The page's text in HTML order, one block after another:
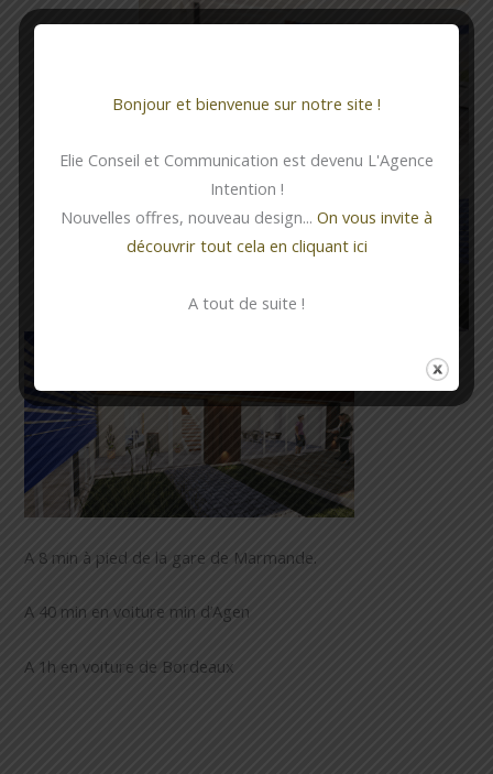
A 8 min à pied de la gare de Marmande.
A 40 min en voiture min d’Agen
A 1h en voiture de Bordeaux
Bonjour et bienvenue sur notre site !
Elie Conseil et Communication est devenu L'Agence
Intention !
Nouvelles offres, nouveau design... On vous invite à
découvrir tout cela en cliquant ici
A tout de suite !